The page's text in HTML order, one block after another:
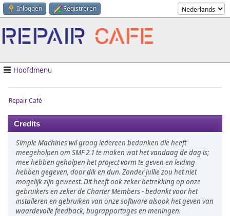
Inloggen Registreren
Hoofdmenu
Repair Café
Credits
Simple Machines wil graag iedereen bedanken die heeft
meegeholpen om SMF 2.1 te maken wat het vandaag de dag is;
mee hebben geholpen het project vorm te geven en leiding
hebben gegeven, door dik en dun. Zonder jullie zou het niet
mogelijk zijn geweest. Dit heeft ook zeker betrekking op onze
gebruikers en zeker de Charter Members - bedankt voor het
installeren en gebruiken van onze software alsook het geven van
waardevolle feedback, bugrapportages en meningen.